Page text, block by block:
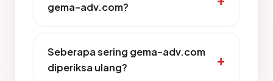
gema-adv.com?
Seberapa sering gema-adv.com
diperiksa ulang?